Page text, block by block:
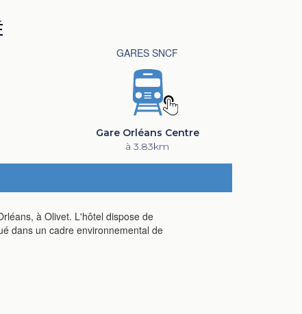
GARES SNCF
Gare Orléans Centre
à 3.83km
à Olivet. L'hôtel dispose de
dans un cadre environnemental de